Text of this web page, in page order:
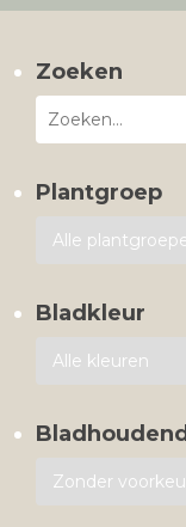
Zoeken
Plantgroep
Bladkleur
Bladhoudend